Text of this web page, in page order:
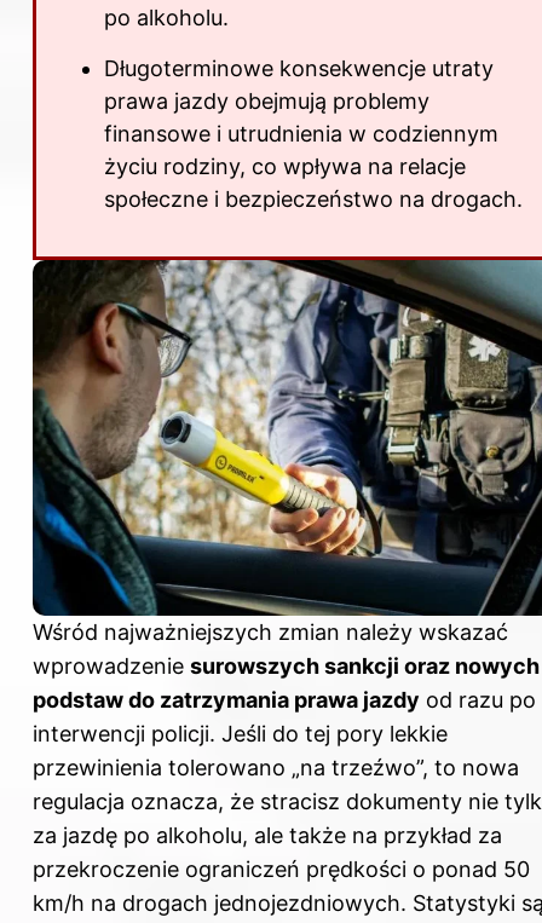
po alkoholu.
Długoterminowe konsekwencje utraty
prawa jazdy obejmują problemy
finansowe i utrudnienia w codziennym
życiu rodziny, co wpływa na relacje
społeczne i bezpieczeństwo na drogach.
Wśród najważniejszych zmian należy wskazać
wprowadzenie surowszych sankcji oraz nowych
podstaw do zatrzymania prawa jazdy od razu po
interwencji policji. Jeśli do tej pory lekkie
przewinienia tolerowano „na trzeźwo”, to nowa
regulacja oznacza, że stracisz dokumenty nie
za jazdę po alkoholu, ale także na przykład za
przekroczenie ograniczeń prędkości o ponad 50
km/h na drogach jednojezdniowych. Statystyki